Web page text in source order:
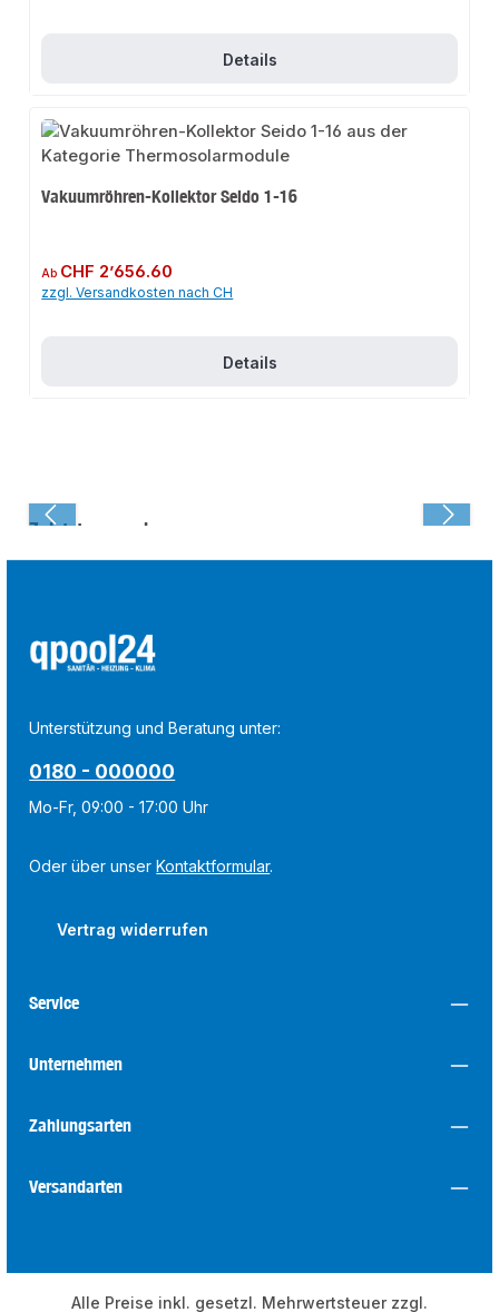
Details
Vakuumröhren-Kollektor Seido 1-16
Regulärer Preis:
Ab CHF 2’656.60
zzgl. Versandkosten nach CH
Details
Zuletzt angesehen:
Unterstützung und Beratung unter:
0180 - 000000
Mo-Fr, 09:00 - 17:00 Uhr
Oder über unserKontaktformular.
Vertrag widerrufen
Service
Unternehmen
Zahlungsarten
Versandarten
Alle Preise inkl. gesetzl. Mehrwertsteuer zzgl.